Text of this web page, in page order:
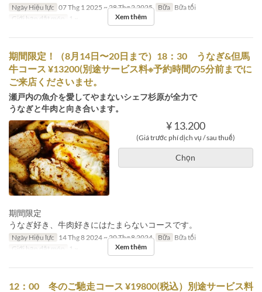
Ngày Hiệu lực 07 Thg 1 2025 ~ 28 Thg 2 2025 Bữa Bữa tối
Giới hạn dặt món
1 ~ Xem thêm
期間限定！（8月14日〜20日まで）18：30 うなぎ&但馬
牛コース ¥13200(別途サービス料※予約時間の5分前までに
ご来店くださいませ。
瀬戸内の魚介を愛してやまないシェフ杉原が全力で
うなぎと牛肉と向き合います。
¥ 13.200
(Giá trước phí dịch vụ / sau thuế)
Chọn
期間限定
うなぎ好き、牛肉好きにはたまらないコースです。
Ngày Hiệu lực 14 Thg 8 2024 ~ 20 Thg 8 2024 Bữa Bữa tối
Giới hạn dặt món
1 ~ Xem thêm
12：00 冬のご馳走コース ¥19800(税込）別途サービス料